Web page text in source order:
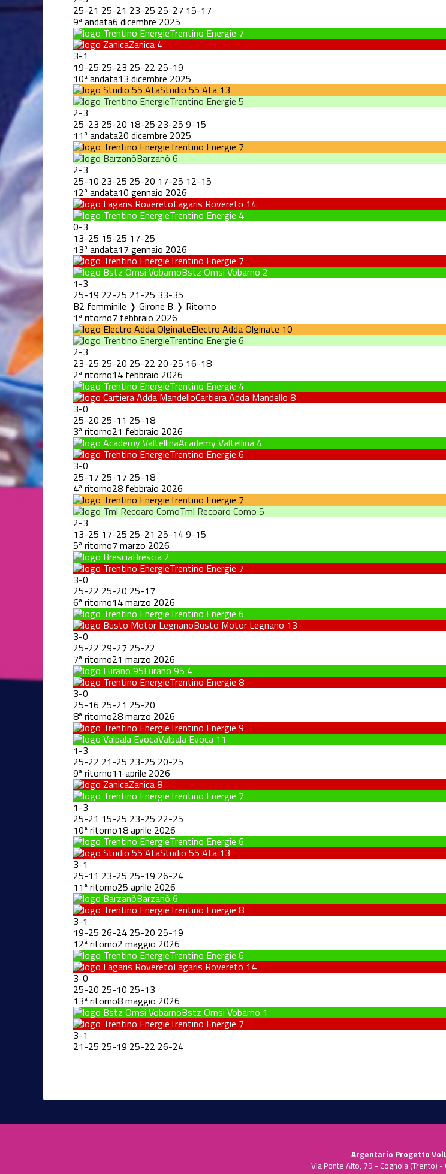
25-21 25-21 23-25 25-27 15-17
9ª andata6 dicembre 2025
Trentino Energie 7
Zanica 4
3-1
19-25 25-23 25-22 25-19
10ª andata13 dicembre 2025
Studio 55 Ata 13
Trentino Energie 5
2-3
25-23 25-20 18-25 23-25 9-15
11ª andata20 dicembre 2025
Trentino Energie 7
Barzanò 6
2-3
25-10 23-25 25-20 17-25 12-15
12ª andata10 gennaio 2026
Lagaris Rovereto 14
Trentino Energie 4
0-3
13-25 15-25 17-25
13ª andata17 gennaio 2026
Trentino Energie 7
Bstz Omsi Vobarno 2
1-3
25-19 22-25 21-25 33-35
B2 femminile ❭ Girone B ❭ Ritorno
1ª ritorno7 febbraio 2026
Electro Adda Olginate 10
Trentino Energie 6
2-3
23-25 25-20 25-22 20-25 16-18
2ª ritorno14 febbraio 2026
Trentino Energie 4
Cartiera Adda Mandello 8
3-0
25-20 25-11 25-18
3ª ritorno21 febbraio 2026
Academy Valtellina 4
Trentino Energie 6
3-0
25-17 25-17 25-18
4ª ritorno28 febbraio 2026
Trentino Energie 7
Tml Recoaro Como 5
2-3
13-25 17-25 25-21 25-149-15
5ª ritorno7 marzo 2026
Brescia 2
Trentino Energie 7
3-0
25-22 25-20 25-17
6ª ritorno14 marzo 2026
Trentino Energie 6
Busto Motor Legnano 13
3-0
25-22 29-27 25-22
7ª ritorno21 marzo 2026
Lurano 95 4
Trentino Energie 8
3-0
25-16 25-21 25-20
8ª ritorno28 marzo 2026
Trentino Energie 9
Valpala Evoca 11
1-3
25-22 21-25 23-25 20-25
9ª ritorno11 aprile 2026
Zanica8
Trentino Energie 7
1-3
25-21 15-25 23-25 22-25
10ª ritorno18 aprile 2026
Trentino Energie 6
Studio 55 Ata 13
3-1
25-11 23-25 25-19 26-24
11ª ritorno25 aprile 2026
Barzanò 6
Trentino Energie 8
3-1
19-25 26-24 25-20 25-19
12ª ritorno2 maggio 2026
Trentino Energie 6
Lagaris Rovereto 14
3-0
25-20 25-10 25-13
13ª ritorno8 maggio 2026
Bstz Omsi Vobarno 1
Trentino Energie 7
3-1
21-25 25-19 25-22 26-24
Argentario Progetto
Via Ponte Alto, 79 - Cognola (Trento)